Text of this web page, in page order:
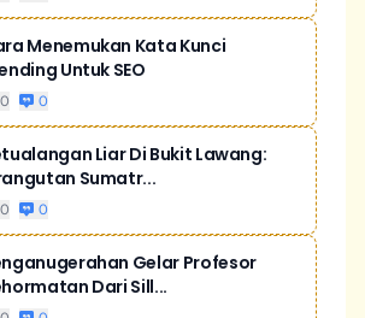
Menemukan Kata Kunci
Untuk SEO
0 0
Liar Di Bukit Lawang:
Sumatr...
0 0
Gelar Profesor
Dari Sill...